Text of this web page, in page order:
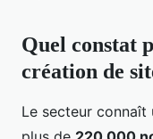
Quel constat
création de
Le secteur connaît